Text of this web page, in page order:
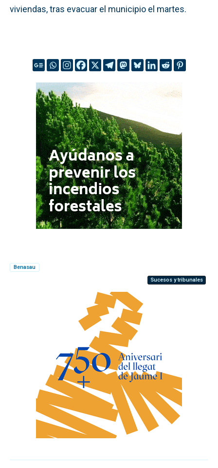
viviendas, tras evacuar el municipio el martes.
Benasau
Sucesos y tribunales